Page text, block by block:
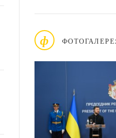
ф